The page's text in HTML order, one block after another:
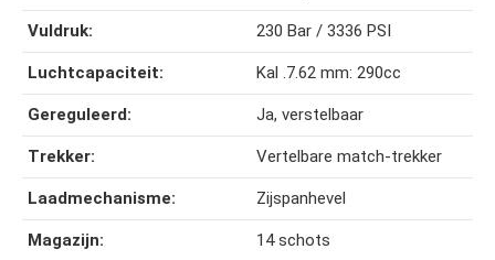
Vuldruk: 230 Bar / 3336 PSI
Luchtcapaciteit: Kal .7.62 mm: 290cc
Gereguleerd: Ja, verstelbaar
Trekker: Vertelbare match-trekker
Laadmechanisme: Zijspanhevel
Magazijn: 14 schots